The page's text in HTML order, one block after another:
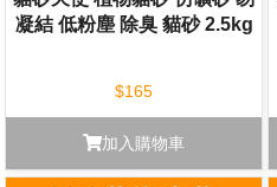
凝結 低粉塵 除臭 貓砂 2.5kg
$165
加入購物車